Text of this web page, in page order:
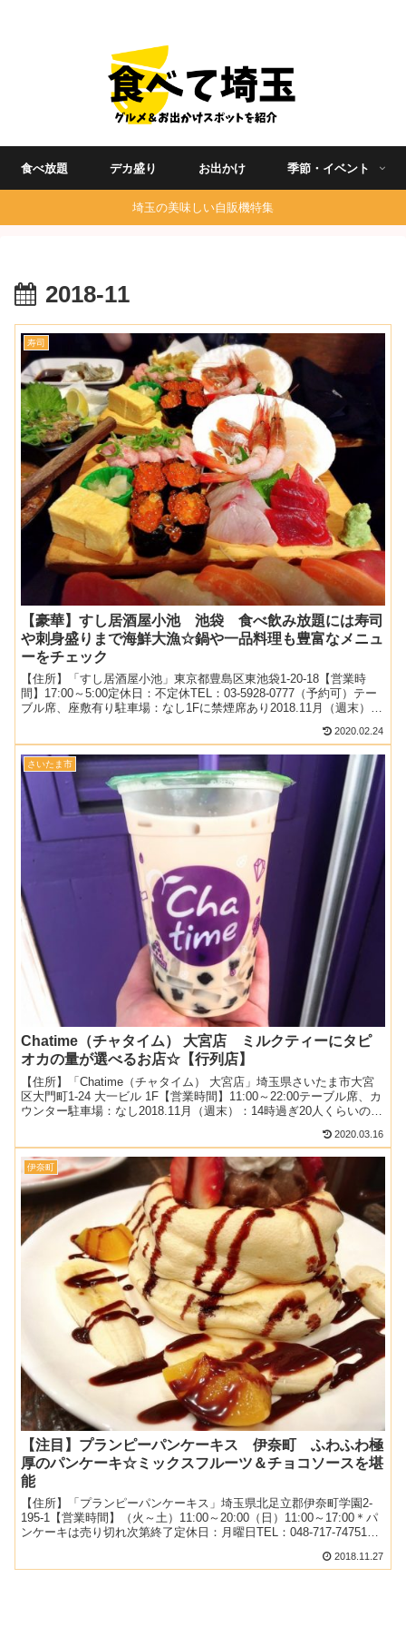
食べ放題 デカ盛り お出かけ 季節・イベント
埼玉の美味しい自販機特集
2018-11
寿司
【豪華】すし居酒屋小池 池袋 食べ飲み放題には寿司
や刺身盛りまで海鮮大漁☆鍋や一品料理も豊富なメニュ
ーをチェック
【住所】「すし居酒屋小池」東京都豊島区東池袋1-20-18【営業時
間】17:00～5:00定休日：不定休TEL：03-5928-0777（予約可）テー
ブル席、座敷有り駐車場：なし1Fに禁煙席あり2018.11月（週末）：
2020.02.24
さいたま市
Chatime（チャタイム） 大宮店 ミルクティーにタピ
オカの量が選べるお店☆【行列店】
【住所】「Chatime（チャタイム） 大宮店」埼玉県さいたま市大宮
区大門町1-24 大一ビル 1F【営業時間】11:00～22:00テーブル席、カ
ウンター駐車場：なし2018.11月（週末）：14時過ぎ20人くらいの並
2020.03.16
伊奈町
【注目】プランピーパンケーキス 伊奈町 ふわふわ極
厚のパンケーキ☆ミックスフルーツ＆チョコソースを堪
能
【住所】「プランピーパンケーキス」埼玉県北足立郡伊奈町学園2-
195-1【営業時間】（火～土）11:00～20:00（日）11:00～17:00＊パ
ンケーキは売り切れ次第終了定休日：月曜日TEL：048-717-747513
2018.11.27